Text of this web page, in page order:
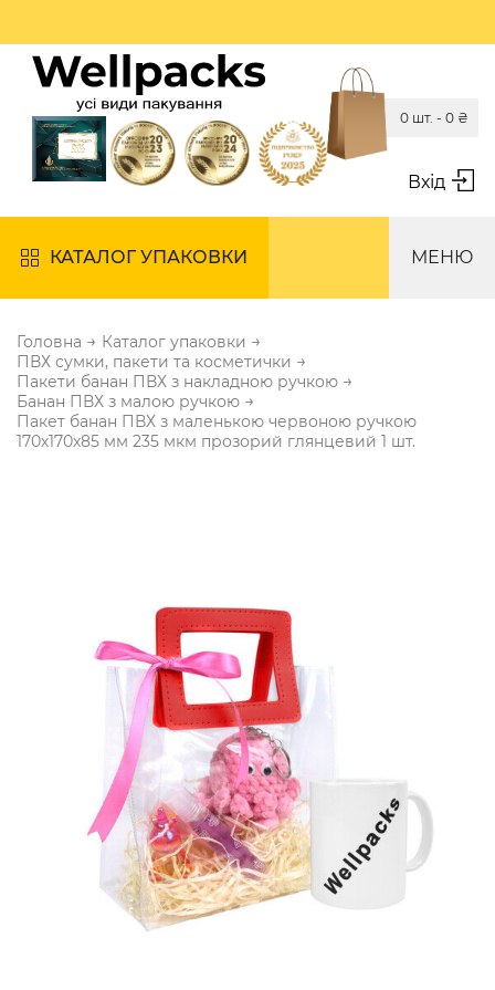
Вхід
0 шт. - 0 ₴
КАТАЛОГ УПАКОВКИ МЕНЮ
Головна → Каталог упаковки →
ПВХ сумки, пакети та косметички →
Пакети банан ПВХ з накладною ручкою →
Банан ПВХ з малою ручкою →
Пакет банан ПВХ з маленькою червоною ручкою
170х170х85 мм 235 мкм прозорий глянцевий 1 шт.